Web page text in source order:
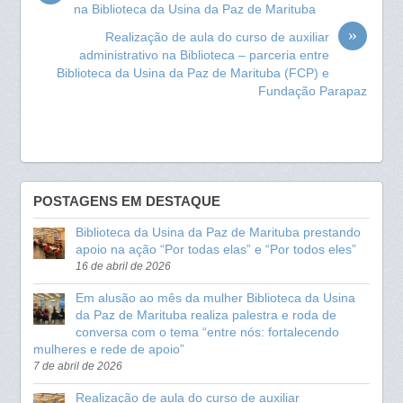
k
A
p
p
na Biblioteca da Usina da Paz de Marituba
»
Realização de aula do curso de auxiliar
administrativo na Biblioteca – parceria entre
Biblioteca da Usina da Paz de Marituba (FCP) e
Fundação Parapaz
POSTAGENS EM DESTAQUE
Biblioteca da Usina da Paz de Marituba prestando
apoio na ação “Por todas elas” e “Por todos eles”
16 de abril de 2026
Em alusão ao mês da mulher Biblioteca da Usina
da Paz de Marituba realiza palestra e roda de
conversa com o tema “entre nós: fortalecendo
mulheres e rede de apoio”
7 de abril de 2026
Realização de aula do curso de auxiliar